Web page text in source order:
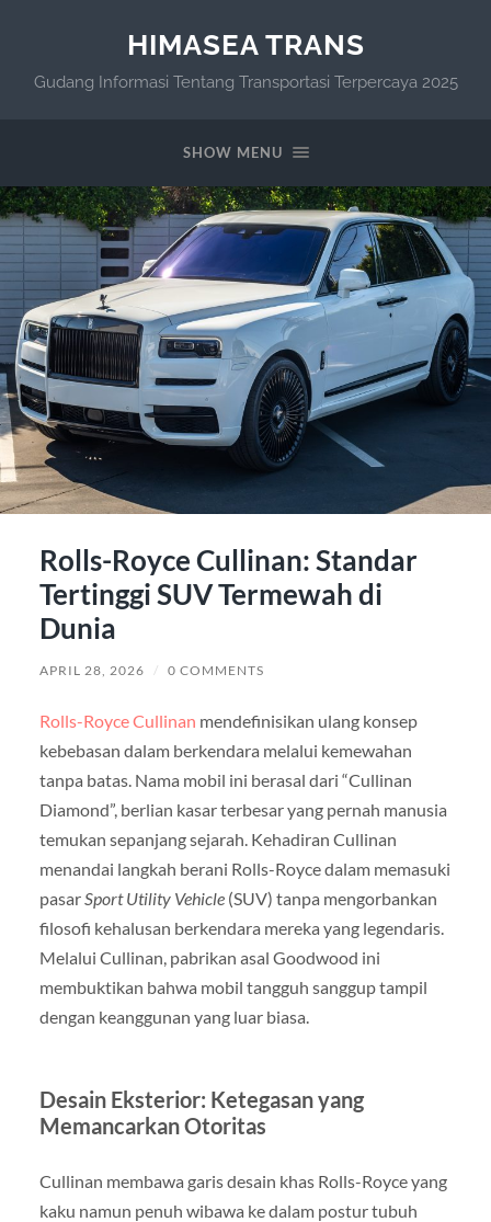
HIMASEA TRANS
Gudang Informasi Tentang Transportasi Terpercaya 2025
SHOW MENU
Rolls-Royce Cullinan: Standar
Tertinggi SUV Termewah di
Dunia
APRIL 28, 2026 / 0 COMMENTS
Rolls-Royce Cullinan mendefinisikan ulang konsep
kebebasan dalam berkendara melalui kemewahan
tanpa batas. Nama mobil ini berasal dari “Cullinan
Diamond”, berlian kasar terbesar yang pernah manusia
temukan sepanjang sejarah. Kehadiran Cullinan
menandai langkah berani Rolls-Royce dalam memasuki
pasar Sport Utility Vehicle(SUV) tanpa mengorbankan
filosofi kehalusan berkendara mereka yang legendaris.
Melalui Cullinan, pabrikan asal Goodwood ini
membuktikan bahwa mobil tangguh sanggup tampil
dengan keanggunan yang luar biasa.
Desain Eksterior: Ketegasan yang
Memancarkan Otoritas
Cullinan membawa garis desain khas Rolls-Royce yang
kaku namun penuh wibawa ke dalam postur tubuh